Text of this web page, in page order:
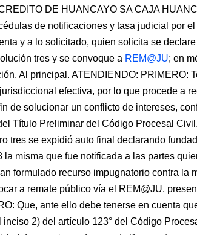
DE HUANCAYO SA CAJA
de notificaciones y tasa judicial por
y a lo solicitado, quien solicita se
tres y se convoque a REM@JU; en
Al principal. ATENDIENDO: PRIMERO:
efectiva, por lo que procede a
de solucionar un conflicto de intereses,
Título Preliminar del Código Procesal
tres se expidió auto final declarando
la misma que fue notificada a las partes
formulado recurso impugnatorio contra la
a remate público vía el REM@JU,
Que, ante ello debe tenerse en cuenta
2) del artículo 123° del Código